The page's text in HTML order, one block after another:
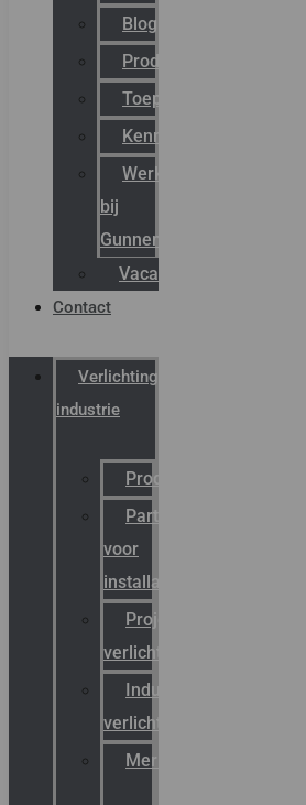
Blog
Productnieuws
Toepassingen
Kenniscentrum
Werken
bij
Gunneman
Vacatures
Contact
Verlichting
industrie
Productcatalogus
Partner
voor
installateurs
Projectreferenties
verlichting
Industriële
verlichting
Merken